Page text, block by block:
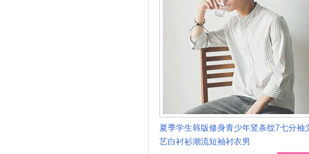
夏季学生韩版修身青少年竖条纹7七分袖
艺白衬衫潮流短袖衬衣男